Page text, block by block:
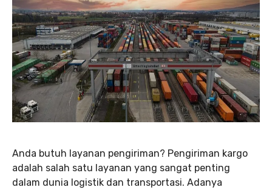
Anda butuh layanan pengiriman? Pengiriman kargo
adalah salah satu layanan yang sangat penting
dalam dunia logistik dan transportasi. Adanya